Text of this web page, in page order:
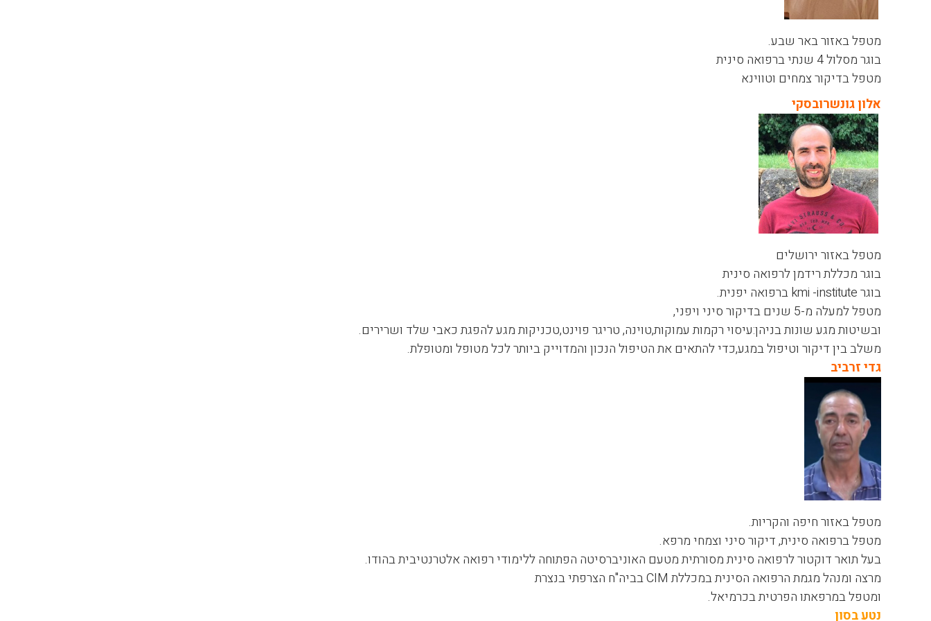
מטפל באזור באר שבע.
בוגר מסלול 4 שנתי ברפואה סינית
מטפל בדיקור צמחים וטווינא
אלון גונשרובסקי
מטפל באזור ירושלים
בוגר מכללת רידמן לרפואה סינית
בוגר kmi -institute ברפואה יפנית.
מטפל למעלה מ-5 שנים בדיקור סיני ויפני,
ובשיטות מגע שונות בניהן:עיסוי רקמות עמוקות,טוינה, טריגר פוינט,טכניקות מגע להפגת כאבי שלד ושרירים.
משלב בין דיקור וטיפול במגע,כדי להתאים את הטיפול הנכון והמדוייק ביותר לכל מטופל ומטופלת.
גדי זרביב
מטפל באזור חיפה והקריות.
מטפל ברפואה סינית, דיקור סיני וצמחי מרפא.
בעל תואר דוקטור לרפואה סינית מסורתית מטעם האוניברסיטה הפתוחה ללימודי רפואה אלטרנטיבית בהודו.
מרצה ומנהל מגמת הרפואה הסינית במכללתCIMבביה"ח הצרפתי בנצרת
ומטפל במרפאתו הפרטית בכרמיאל.
נטע בסון